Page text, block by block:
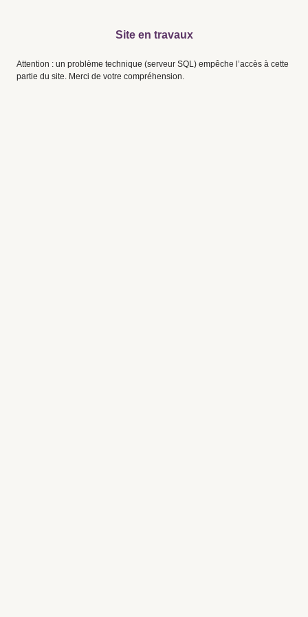
Site en travaux
Attention : un problème technique (serveur SQL) empêche l’accès à cette
partie du site. Merci de votre compréhension.